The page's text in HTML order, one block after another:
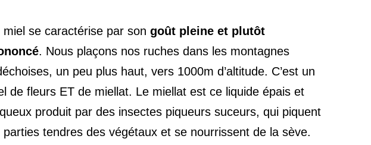
miel se caractérise par son goût pleine et plutôt
. Nous plaçons nos ruches dans les montagnes
un peu plus haut, vers 1000m d’altitude. C’est un
de fleurs ET de miellat. Le miellat est ce liquide épais et
produit par des insectes piqueurs suceurs, qui piquent
parties tendres des végétaux et se nourrissent de la sève.